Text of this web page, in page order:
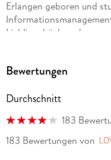
Erlangen geboren und
Lieblingsbüchern
Wohnung einer Bibliothek
Bewertungen
Durchschnitt
183
183 Bewertungen von